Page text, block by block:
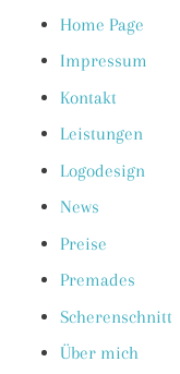
Home Page
Impressum
Kontakt
Leistungen
Logodesign
News
Preise
Premades
Scherenschnitt
Über mich